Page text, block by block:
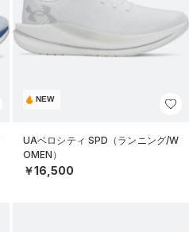
NEW
UAベロシティ SPD（ランニング/W
OMEN）
￥16,500